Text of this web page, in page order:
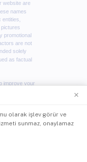
saklıdır.
agree to our use
×
olarak işlev görür ve
sunmaz, onaylamaz